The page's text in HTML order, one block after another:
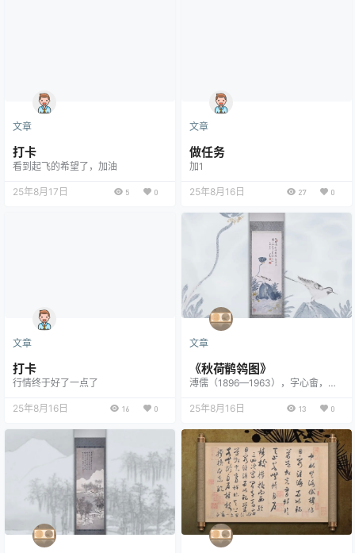
文章
打卡
看到起飞的希望了，加油
25年8月17日 5 0
文章
做任务
加1
25年8月16日 27 0
文章
打卡
行情终于好了一点了
25年8月16日 16 0
文章
《秋荷鹡鸰图》
溥儒（1896—1963），字心畬，为
家，与张大千并称“南张北溥”。其
传统，以工笔设色结合写意笔法，描
绘秋日残荷间鹡鸰鸟栖息的场景。画
面构图疏朗，笔墨清雅，既具宫廷绘
画的精细，又蕴含文人画的淡逸之
趣，体现了溥儒“北宗山水，南宗笔
墨”的艺术风格。 &nb…
25年8月16日 13 0